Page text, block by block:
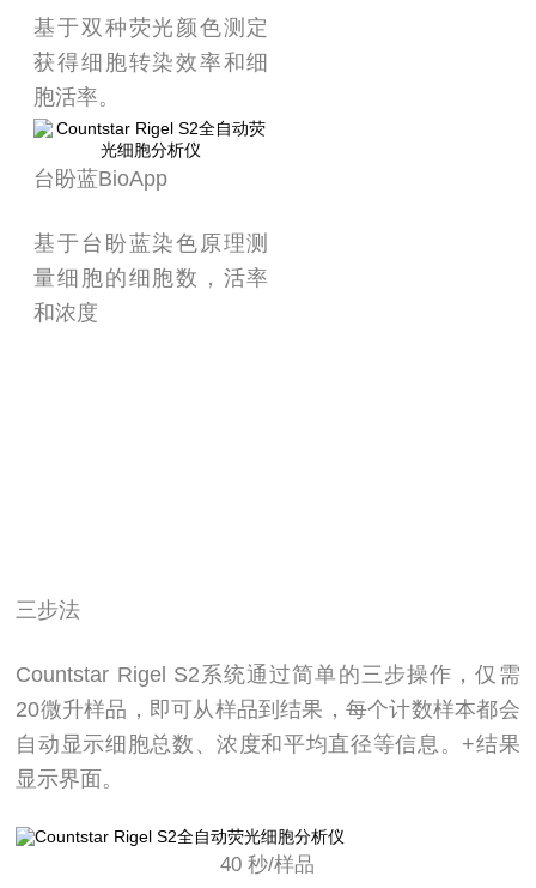
基于双种荧光颜色测定
获得细胞转染效率和细
胞活率。
台盼蓝BioApp
基于台盼蓝染色原理测
量细胞的细胞数，活率
和浓度
三步法
Countstar Rigel S2系统通过简单的三步操作，仅需
20微升样品，即可从样品到结果，每个计数样本都会
自动显示细胞总数、浓度和平均直径等信息。+结果
显示界面。
40 秒/样品